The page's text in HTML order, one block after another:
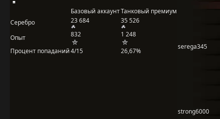
Базовый аккаунтТанковый премиум
Серебро
23 684 35 526
Опыт 832
1 248
Процент попаданий4/15 26,67%
serega345
strong6000